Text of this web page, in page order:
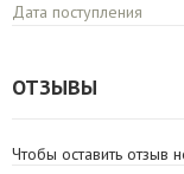
Дата поступления
ОТЗЫВЫ
Чтобы оставить отзыв